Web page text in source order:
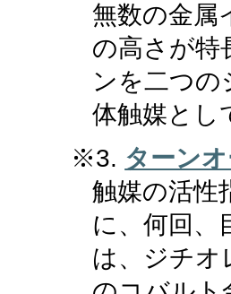
無数の金属
の高さが特
ンを二つの
体触媒とし
※3. ターン
触媒の活性
に、何回、
は、ジチオ